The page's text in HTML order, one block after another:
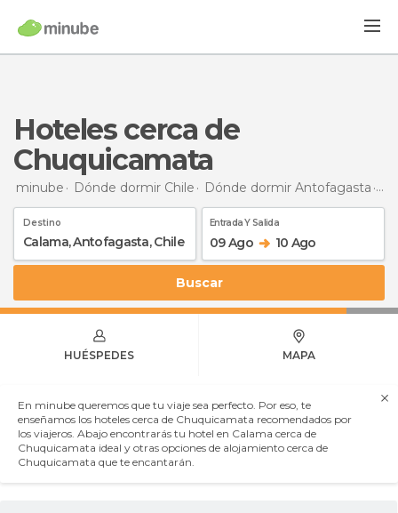
Hoteles cerca de
Chuquicamata
minube Dónde dormir Chile Dónde dormir Antofagasta
Destino Entrada Y Salida
09 Ago 10 Ago
Buscar
HUÉSPEDES MAPA
En minube queremos que tu viaje sea perfecto. Por eso, te
enseñamos los hoteles cerca de Chuquicamata recomendados por
los viajeros. Abajo encontrarás tu hotel en Calama cerca de
Chuquicamata ideal y otras opciones de alojamiento cerca de
Chuquicamata que te encantarán.